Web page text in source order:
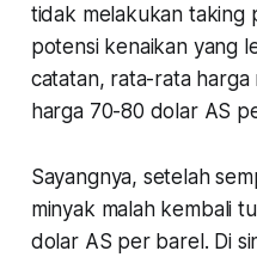
tidak melakukan taking
potensi kenaikan yang
catatan, rata-rata
harga 70-80 dolar AS
Sayangnya, setelah
minyak malah kembali
dolar AS per barel. Di